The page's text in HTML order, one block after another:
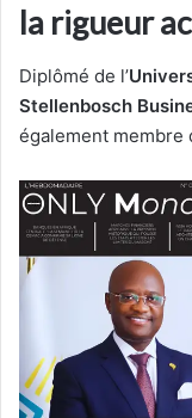
la rigueur
Diplômé de l’
Stellenbosch
également membre